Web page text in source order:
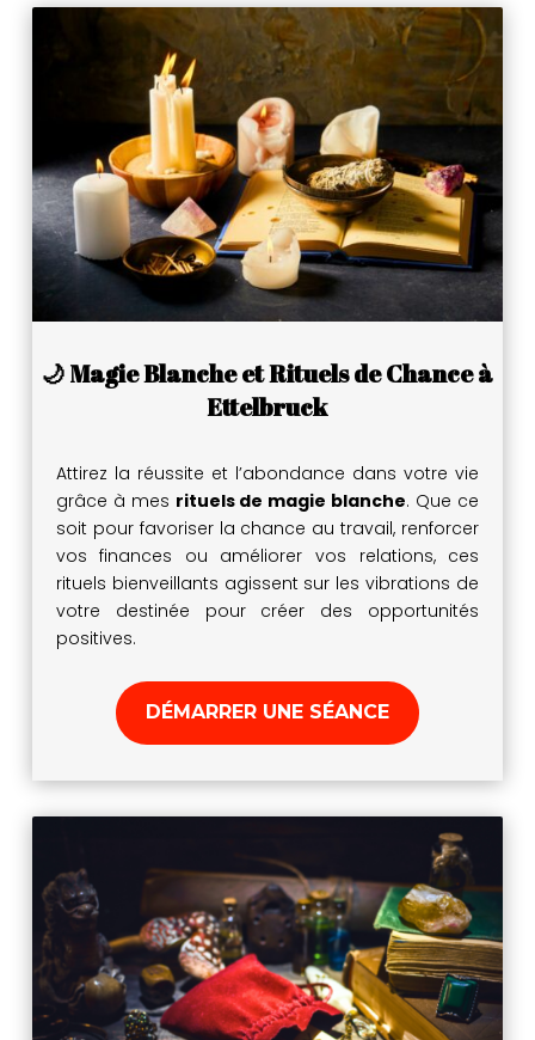
🌙 Magie Blanche et Rituels de Chance à
Ettelbruck
Attirez la réussite et l’abondance dans votre vie
grâce à mes rituels de magie blanche. Que ce
soit pour favoriser la chance au travail, renforcer
vos finances ou améliorer vos relations, ces
rituels bienveillants agissent sur les vibrations de
votre destinée pour créer des opportunités
positives.
DÉMARRER UNE SÉANCE